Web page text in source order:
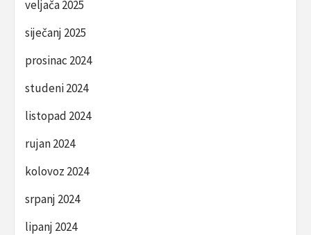
veljača 2025
siječanj 2025
prosinac 2024
studeni 2024
listopad 2024
rujan 2024
kolovoz 2024
srpanj 2024
lipanj 2024